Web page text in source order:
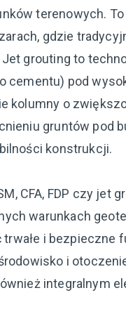
terenowych.
gdzie
grouting to
cementu) pod
kolumny o
gruntów pod
konstrukcji.
CFA, FDP czy jet
warunkach
i bezpieczne
i
integralnym